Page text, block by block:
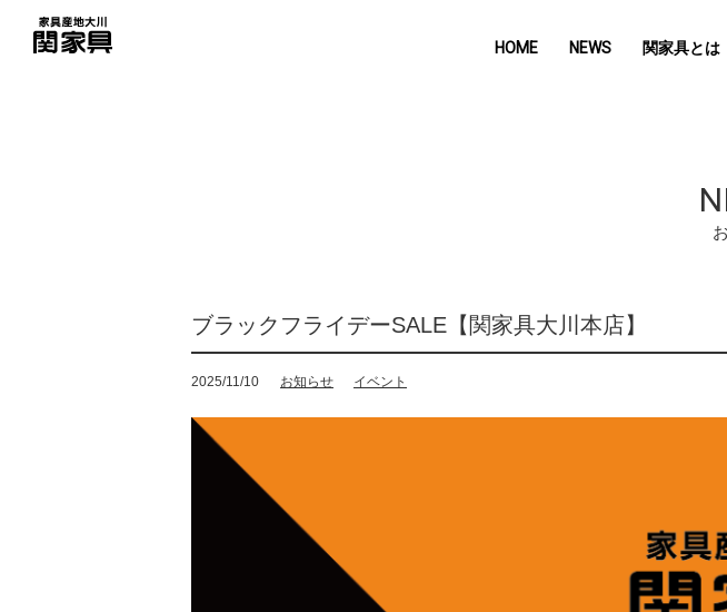
HOME NEWS 関家具とは
ブラックフライデーSALE【関家具大川本店】
2025/11/10 お知らせ イベント